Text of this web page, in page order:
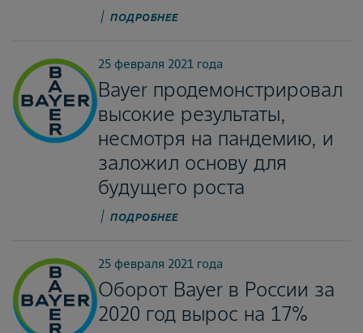
ПОДРОБНЕЕ
25 февраля 2021 года
Bayer продемонстрировал
высокие результаты,
несмотря на пандемию, и
заложил основу для
будущего роста
ПОДРОБНЕЕ
25 февраля 2021 года
Оборот Bayer в России за
2020 год вырос на 17%